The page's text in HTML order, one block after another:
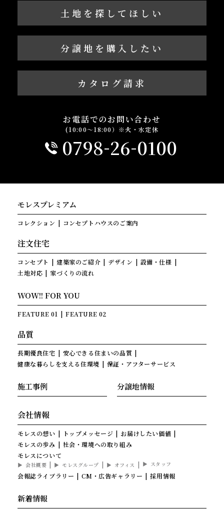
土地を探してほしい
分譲地を購入したい
カタログ請求
お電話でのお問い合わせ
(10:00～18:00）※火・水定休
0798-26-0100
モレスプレミアム
コレクション コンセプトハウスのご案内
注文住宅
コンセプト 建築家のご紹介 デザイン
設備・仕様
土地対応
家づくりの流れ
WOW!! FOR YOU
FEATURE 01 FEATURE 02
品質
長期優良住宅
安心できる住まいの品質
健康な暮らしを支える住環境
保証・アフターサービス
施工事例 分譲地情報
会社情報
モレスの想い トップメッセージ
お届けしたい価値
モレスの歩み
社会・環境への取り組み
モレスについて
会社概要 モレスグループ オフィス スタッフ
会報誌ライブラリー CM・広告ギャラリー 採用情報
新着情報